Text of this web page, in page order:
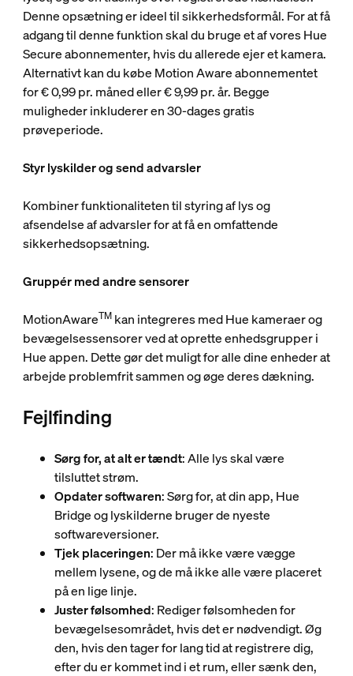
Denne opsætning er ideel til sikkerhedsformål. For at få
adgang til denne funktion skal du bruge et af vores Hue
Secure abonnementer, hvis du allerede ejer et kamera.
Alternativt kan du købe Motion Aware abonnementet
for € 0,99 pr. måned eller € 9,99 pr. år. Begge
muligheder inkluderer en 30-dages gratis
prøveperiode.
Styr lyskilder og send advarsler
Kombiner funktionaliteten til styring af lys og
afsendelse af advarsler for at få en omfattende
sikkerhedsopsætning.
Gruppér med andre sensorer
MotionAwareTMkan integreres med Hue kameraer og
bevægelsessensorer ved at oprette enhedsgrupper i
Hue appen. Dette gør det muligt for alle dine enheder at
arbejde problemfrit sammen og øge deres dækning.
Fejlfinding
Sørg for, at alt er tændt: Alle lys skal være
tilsluttet strøm.
Opdater softwaren: Sørg for, at din app, Hue
Bridge og lyskilderne bruger de nyeste
softwareversioner.
Tjek placeringen: Der må ikke være vægge
mellem lysene, og de må ikke alle være placeret
på en lige linje.
Juster følsomhed: Rediger følsomheden for
bevægelsesområdet, hvis det er nødvendigt. Øg
den, hvis den tager for lang tid at registrere dig,
efter du er kommet ind i et rum, eller sænk den,